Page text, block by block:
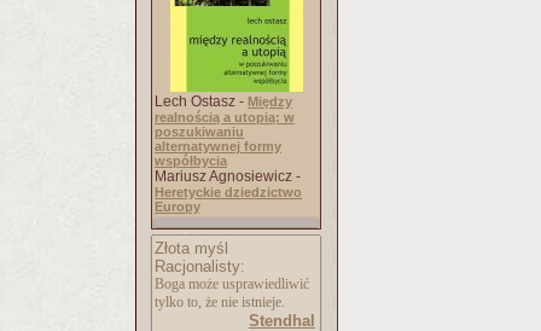
Lech Ostasz - Między
realnością a utopią: w
poszukiwaniu
alternatywnej formy
współbycia
Mariusz Agnosiewicz -
Heretyckie dziedzictwo
Europy
Złota myśl
Racjonalisty:
Boga może usprawiedliwić
tylko to, że nie istnieje.
Stendhal